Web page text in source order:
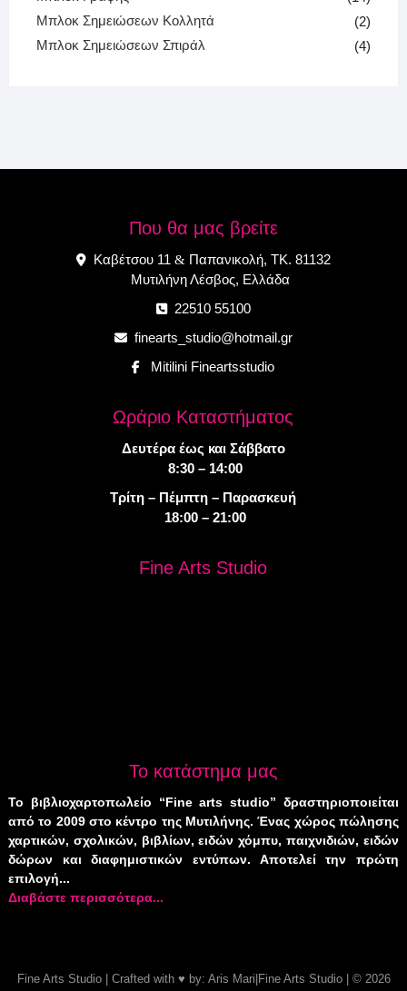
Μπλοκ Σημειώσεων Κολλητά
(2)
Μπλοκ Σημειώσεων Σπιράλ
(4)
Που θα μας βρείτε
Καβέτσου 11 & Παπανικολή, ΤΚ. 81132
Μυτιλήνη Λέσβος, Ελλάδα
22510 55100
finearts_studio@hotmail.gr
Mitilini Fineartsstudio
Ωράριο Καταστήματος
Δευτέρα έως και Σάββατο
8:30 – 14:00
Τρίτη – Πέμπτη – Παρασκευή
18:00 – 21:00
Fine Arts Studio
Το κατάστημα μας
Το βιβλιοχαρτοπωλείο “Fine arts studio” δραστηριοποιείται
από το 2009 στο κέντρο της Μυτιλήνης. Ένας χώρος πώλησης
χαρτικών, σχολικών, βιβλίων, ειδών χόμπυ, παιχνιδιών, ειδών
δώρων και διαφημιστικών εντύπων. Αποτελεί την πρώτη
επιλογή...
Διαβάστε περισσότερα...
Fine Arts Studio| Crafted with ♥ by: Aris Mari Fine Arts Studio| © 2026